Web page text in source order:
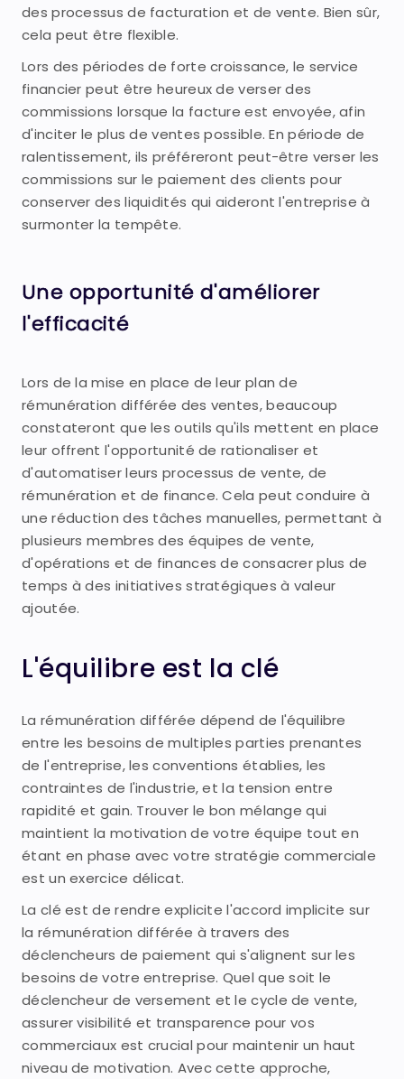
des processus de facturation et de vente. Bien sûr,
cela peut être flexible.
Lors des périodes de forte croissance, le service
financier peut être heureux de verser des
commissions lorsque la facture est envoyée, afin
d'inciter le plus de ventes possible. En période de
ralentissement, ils préféreront peut-être verser les
commissions sur le paiement des clients pour
conserver des liquidités qui aideront l'entreprise à
surmonter la tempête.
Une opportunité d'améliorer
l'efficacité
Lors de la mise en place de leur plan de
rémunération différée des ventes, beaucoup
constateront que les outils qu'ils mettent en place
leur offrent l'opportunité de rationaliser et
d'automatiser leurs processus de vente, de
rémunération et de finance. Cela peut conduire à
une réduction des tâches manuelles, permettant à
plusieurs membres des équipes de vente,
d'opérations et de finances de consacrer plus de
temps à des initiatives stratégiques à valeur
ajoutée.
L'équilibre est la clé
La rémunération différée dépend de l'équilibre
entre les besoins de multiples parties prenantes
de l'entreprise, les conventions établies, les
contraintes de l'industrie, et la tension entre
rapidité et gain. Trouver le bon mélange qui
maintient la motivation de votre équipe tout en
étant en phase avec votre stratégie commerciale
est un exercice délicat.
La clé est de rendre explicite l'accord implicite sur
la rémunération différée à travers des
déclencheurs de paiement qui s'alignent sur les
besoins de votre entreprise. Quel que soit le
déclencheur de versement et le cycle de vente,
assurer visibilité et transparence pour vos
commerciaux est crucial pour maintenir un haut
niveau de motivation. Avec cette approche,